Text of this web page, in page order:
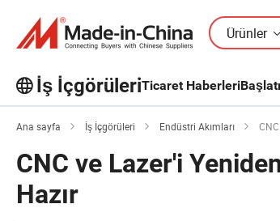
Ürünler
İş İçgörüleriTicaret Haberleri
İş İçgörüleri'taki daha popüler
Daha Fazla Göster
Ana sayfa İş İçgörüleri Endüstri Akımları
CNC ve Lazer'i
Hazır